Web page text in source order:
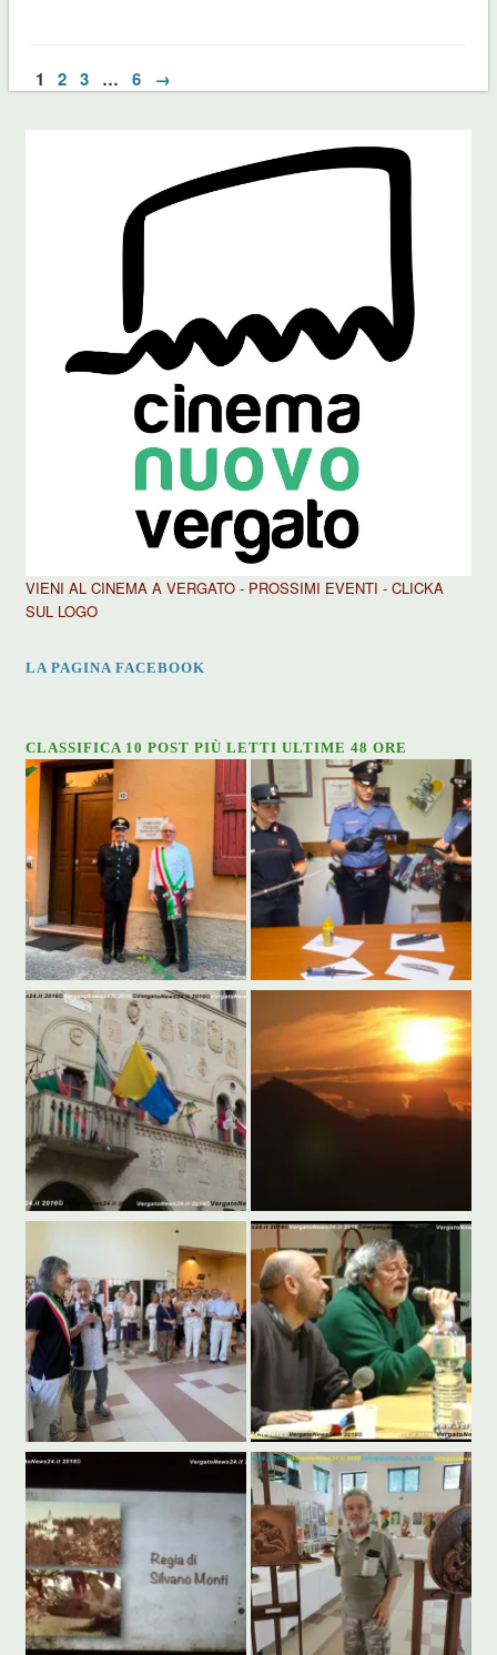
1 2 3 … 6 →
VIENI AL CINEMA A VERGATO - PROSSIMI EVENTI - CLICKA
SUL LOGO
LA PAGINA FACEBOOK
CLASSIFICA 10 POST PIÙ LETTI ULTIME 48 ORE